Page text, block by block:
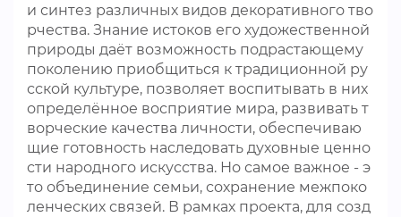
и синтез различных видов декоративного тво
рчества. Знание истоков его художественной
природы даёт возможность подрастающему
поколению приобщиться к традиционной ру
сской культуре, позволяет воспитывать в них
определённое восприятие мира, развивать т
ворческие качества личности, обеспечиваю
щие готовность наследовать духовные ценно
сти народного искусства. Но самое важное - э
то объединение семьи, сохранение межпоко
ленческих связей. В рамках проекта, для созд